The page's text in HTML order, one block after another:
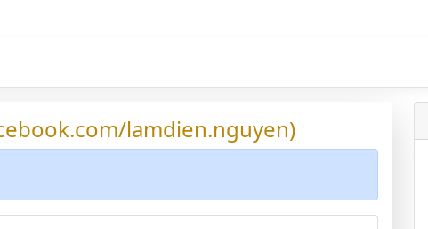
lamdien.nguyen)